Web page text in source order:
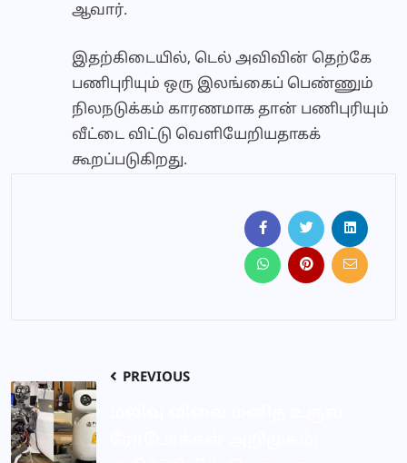
ஆவார்.
இதற்கிடையில், டெல் அவிவின் தெற்கே
பணிபுரியும் ஒரு இலங்கைப் பெண்ணும்
நிலநடுக்கம் காரணமாக தான் பணிபுரியும்
வீட்டை விட்டு வெளியேறியதாகக்
கூறப்படுகிறது.
PREVIOUS